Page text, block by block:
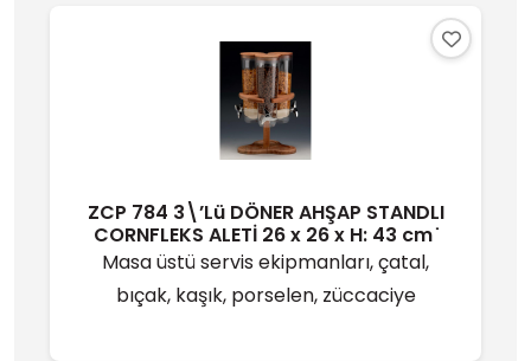
ZCP 784 3\’Lü DÖNER AHŞAP STANDLI
CORNFLEKS ALETİ 26 x 26 x H: 43 cm ̇
Masa üstü servis ekipmanları, çatal,
bıçak, kaşık, porselen, züccaciye